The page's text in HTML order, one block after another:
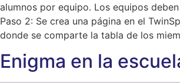
alumnos por equipo. Los equipos
Paso 2: Se crea una página en el
donde se comparte la tabla de los
Enigma en la